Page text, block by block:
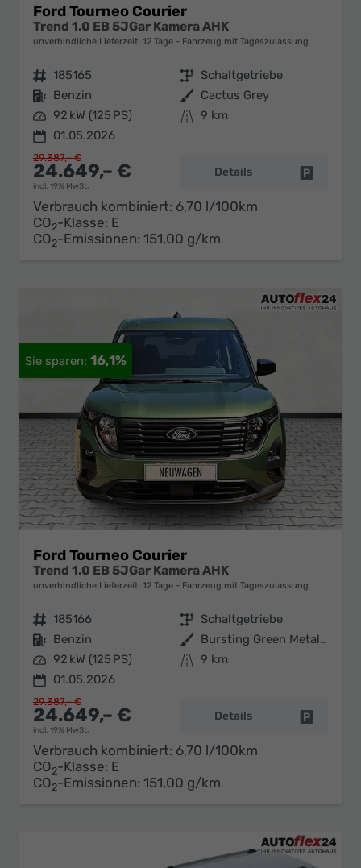
Ford Tourneo Courier
Trend 1.0 EB 5JGar Kamera AHK
unverbindliche Lieferzeit: 12 Tage Fahrzeug mit Tageszulassung
Fahrzeugnr. 185165 Getriebe Schaltgetriebe
Kraftstoff Benzin Außenfarbe Cactus Grey
Leistung 92 kW (125 PS) Kilometerstand 9 km
01.05.2026
24.649,– €
incl. 19% MwSt.
29.387,– €
Details
Verbrauch kombiniert: 6,70 l/100km
CO2-Klasse: E
CO2-Emissionen: 151,00 g/km
16,1%
Ford Tourneo Courier
Trend 1.0 EB 5JGar Kamera AHK
unverbindliche Lieferzeit: 12 Tage Fahrzeug mit Tageszulassung
Fahrzeugnr. 185166 Getriebe Schaltgetriebe
Kraftstoff Benzin Außenfarbe
Bursting Green Metallic
Leistung 92 kW (125 PS) Kilometerstand 9 km
01.05.2026
24.649,– €
incl. 19% MwSt.
29.387,– €
Details
Verbrauch kombiniert: 6,70 l/100km
CO2-Klasse: E
CO2-Emissionen: 151,00 g/km